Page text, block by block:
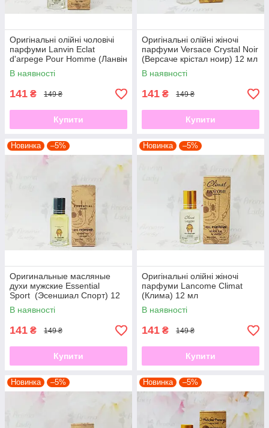
Оригінальні олійні чоловічі
парфуми Lanvin Eclat
d'arpege Pour Homme (Ланвін
Екла Дарпеж) 12 мл
В наявності
141 ₴ 149 ₴
Купити
Оригінальні олійні жіночі
парфуми Versace Crystal Noir
(Версаче крістал ноир) 12 мл
В наявності
141 ₴ 149 ₴
Купити
Новинка –5%
Оригинальные масляные
духи мужские Essential
Sport (Эсеншиал Спорт) 12
мл
В наявності
141 ₴ 149 ₴
Купити
Новинка –5%
Оригінальні олійні жіночі
парфуми Lancome Climat
(Клима) 12 мл
В наявності
141 ₴ 149 ₴
Купити
Новинка –5% Новинка –5%